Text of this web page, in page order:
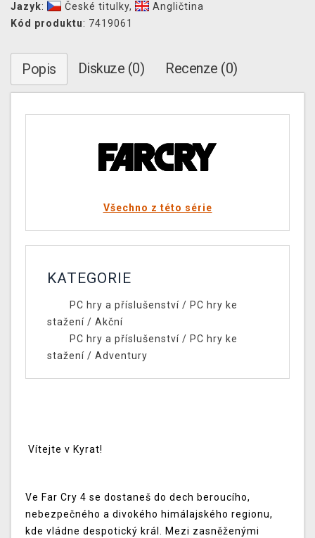
Jazyk: České titulky,
Angličtina
Kód produktu: 7419061
Popis Diskuze (0) Recenze (0)
Všechno z této série
KATEGORIE
PC hry a příslušenství/ PC hry ke
stažení / Akční
PC hry a příslušenství/ PC hry ke
stažení / Adventury
Vítejte v Kyrat!
Ve Far Cry 4 se dostaneš do dech beroucího,
nebezpečného a divokého himálajského regionu,
kde vládne despotický král. Mezi zasněženými